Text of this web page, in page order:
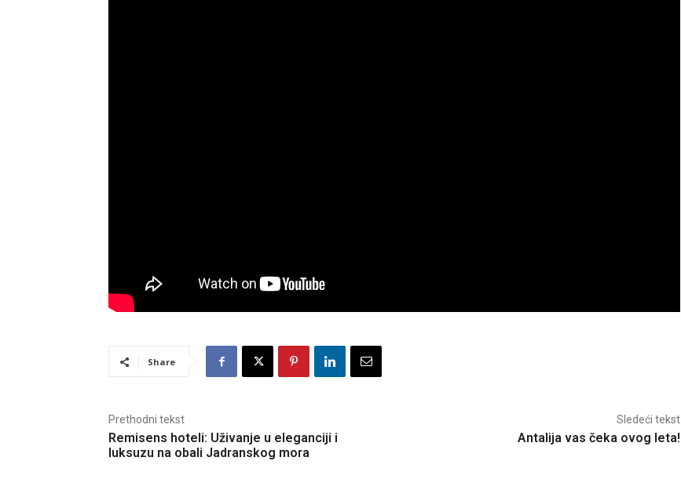
Share
Prethodni tekst
Remisens hoteli: Uživanje u eleganciji i
luksuzu na obali Jadranskog mora
Sledeći tekst
Antalija vas čeka ovog leta!